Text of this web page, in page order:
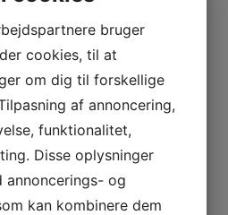
en konkret vurdering af ,
sælges for til en anden
VED
– f.eks. medlemskaber og
kunden, at
til løbende at gennemføre
betalingskort.
bruger
cookies, til at
om dig til forskellige
af annoncering,
funktionalitet,
Disse oplysninger
annoncerings- og
kan kombinere dem